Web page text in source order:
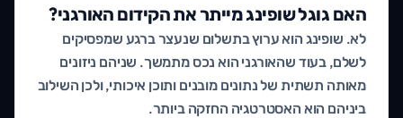
האם גוגל שופינג מייתר את הקידום האורגני?
לא. שופינג הוא ערוץ בתשלום שנעצר ברגע שמפסיקים
לשלם, בעוד שהאורגני הוא נכס מתמשך. שניהם ניזונים
מאותה תשתית של נתונים מובנים ותוכן איכותי, ולכן השילוב
ביניהם הוא האסטרטגיה החזקה ביותר.